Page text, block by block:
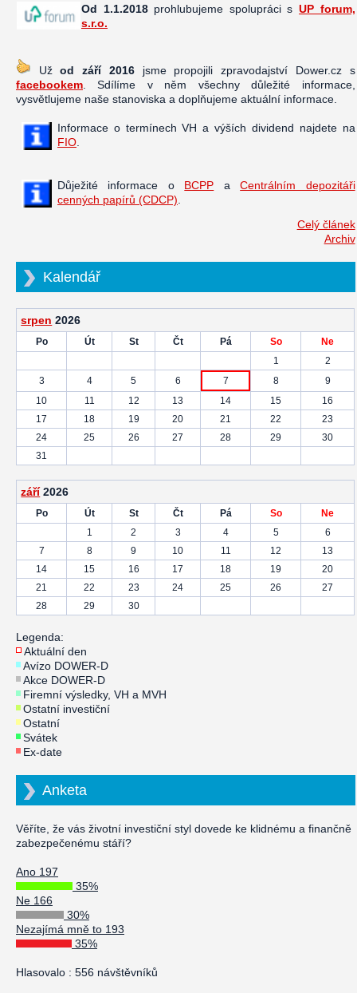
Od 1.1.2018prohlubujeme spolupráci sUP forum,
s.r.o.
Užod září 2016jsme propojili zpravodajství Dower.cz s
facebookem . Sdílíme v něm všechny důležité informace,
vysvětlujeme naše stanoviska a doplňujeme aktuální informace.
Informace o termínech VH a výších dividend najdete na
FIO
Důježité informace o BCPP aCentrálním depozitáři
cenných papírů (CDCP)
Celý článek
Archiv
Kalendář
srpen 2026
Po Út St Čt Pá So
Ne
1
2
3
4 5 6 7 8
9
10
11 12 13 14 15
16
17
18 19 20 21 22
23
24
25 26 27 28 29
30
31
září 2026
Po Út St Čt Pá So
Ne
1
2 3 4 5
6
7
8 9 10 11 12
13
14
15 16 17 18 19
20
21
22 23 24 25 26
27
28
29 30
Legenda:
Aktuální den
Avízo DOWER-D
Akce DOWER-D
Firemní výsledky, VH a MVH
Ostatní investiční
Ostatní
Svátek
Ex-date
Anketa
Věříte, že vás životní investiční styl dovede ke klidnému a finančně
zabezpečenému stáří?
Ano 197
35%
Ne 166
30%
Nezajímá mně to 193
35%
Hlasovalo : 556 návštěvníků